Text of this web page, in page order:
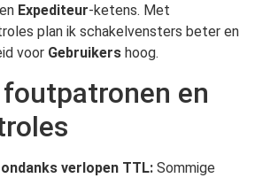
Expediteur-ketens. Met
plan ik schakelvensters beter en
voor Gebruikers hoog.
en
verlopen TTL: Sommige